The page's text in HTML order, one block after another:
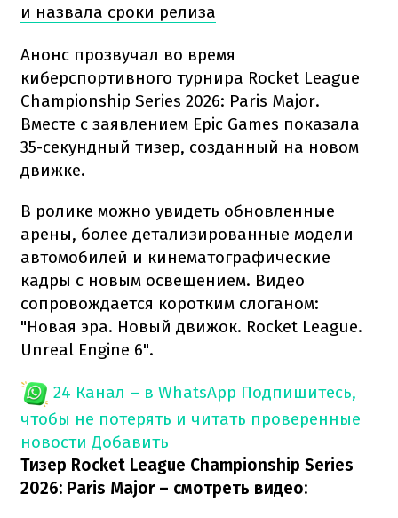
и назвала сроки релиза
Анонс прозвучал во время
киберспортивного турнира Rocket League
Championship Series 2026: Paris Major.
Вместе с заявлением Epic Games показала
35-секундный тизер, созданный на новом
движке.
В ролике можно увидеть обновленные
арены, более детализированные модели
автомобилей и кинематографические
кадры с новым освещением. Видео
сопровождается коротким слоганом:
"Новая эра. Новый движок. Rocket League.
Unreal Engine 6".
24 Канал – в WhatsApp Подпишитесь,
чтобы не потерять и читать проверенные
новости Добавить
Тизер Rocket League Championship Series
2026: Paris Major – смотреть видео: